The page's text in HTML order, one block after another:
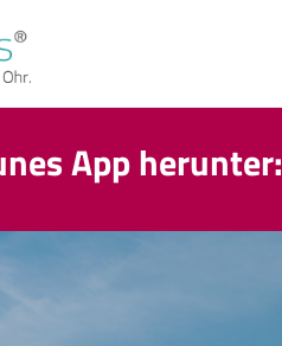
App herunter: